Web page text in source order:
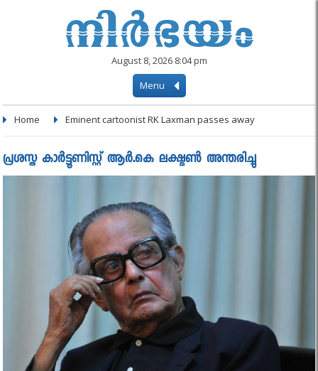
August 8, 2026 8:04 pm
Menu
Home Eminent cartoonist RK Laxman passes away
പ്രശസ്ത കാര്‍ട്ടൂണിസ്റ്റ് ആര്‍.കെ ലക്ഷ്മണ്‍ അന്തരിച്ചു